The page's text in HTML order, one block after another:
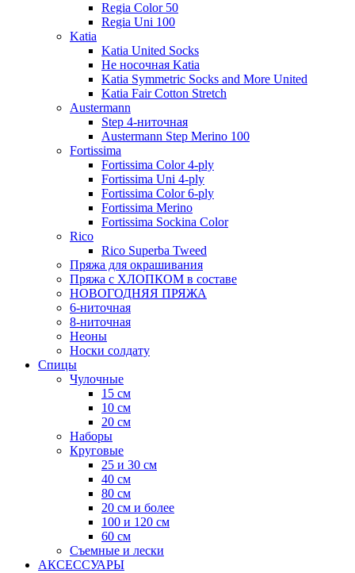
Regia Color 50
Regia Uni 100
Katia
Katia United Socks
Не носочная Katia
Katia Symmetric Socks and More United
Katia Fair Cotton Stretch
Austermann
Step 4-ниточная
Austermann Step Merino 100
Fortissima
Fortissima Color 4-ply
Fortissima Uni 4-ply
Fortissima Color 6-ply
Fortissima Merino
Fortissima Sockina Color
Rico
Rico Superba Tweed
Пряжа для окрашивания
Пряжа с ХЛОПКОМ в составе
НОВОГОДНЯЯ ПРЯЖА
6-ниточная
8-ниточная
Неоны
Носки солдату
Спицы
Чулочные
15 см
10 см
20 см
Наборы
Круговые
25 и 30 см
40 см
80 см
20 см и более
100 и 120 см
60 см
Съемные и лески
АКСЕССУАРЫ